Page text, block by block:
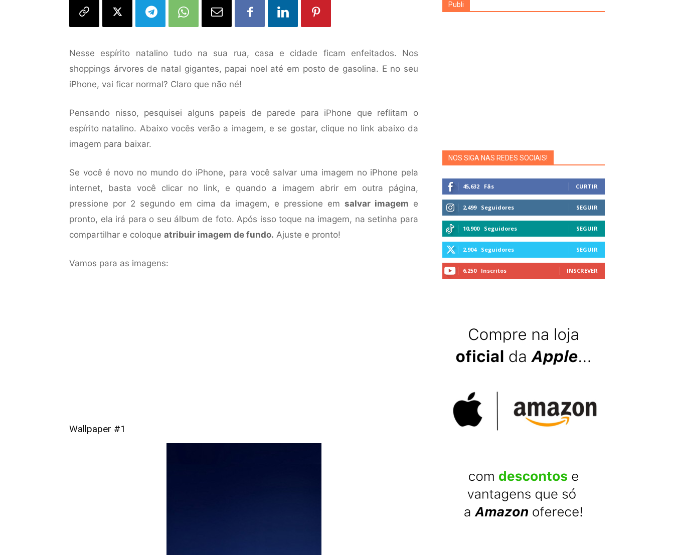
Nesse espírito natalino tudo na sua rua, casa e cidade ficam enfeitados. Nos
shoppings árvores de natal gigantes, papai noel até em posto de gasolina. E no seu
iPhone, vai ficar normal? Claro que não né!
Pensando nisso, pesquisei alguns papeis de parede para iPhone que reflitam o
espírito natalino. Abaixo vocês verão a imagem, e se gostar, clique no link abaixo da
imagem para baixar.
Se você é novo no mundo do iPhone, para você salvar uma imagem no iPhone pela
internet, basta você clicar no link, e quando a imagem abrir em outra página,
pressione por 2 segundo em cima da imagem, e pressione em salvar imagem e
pronto, ela irá para o seu álbum de foto. Após isso toque na imagem, na setinha para
compartilhar e coloque atribuir imagem de fundo. Ajuste e pronto!
Vamos para as imagens:
Wallpaper #1
Publi
NOS SIGA NAS REDES SOCIAIS!
45,632 Fãs CURTIR
2,499 Seguidores SEGUIR
10,900 Seguidores SEGUIR
2,904 Seguidores SEGUIR
6,250 Inscritos INSCREVER